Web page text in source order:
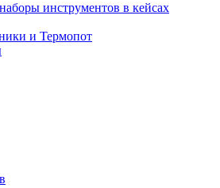
инструментов в кейсах
и Термопот